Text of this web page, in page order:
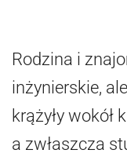
Rodzina i
inżynierskie,
krążyły
a zwłaszcza